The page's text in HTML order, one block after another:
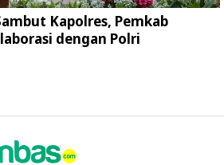
Kapolres, Pemkab
dengan Polri